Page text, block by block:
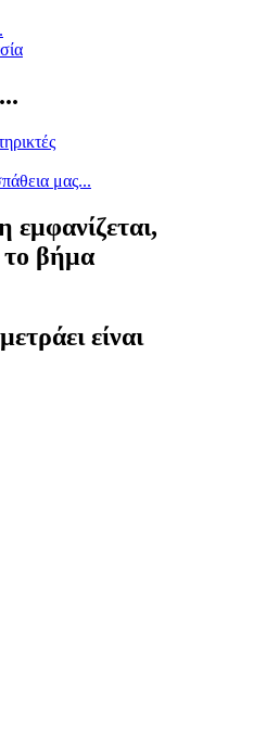
μας...
το βήμα
είναι